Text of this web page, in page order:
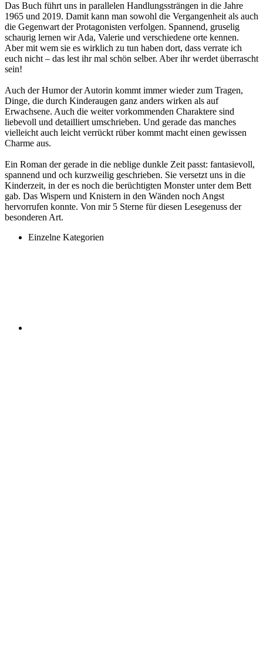
Das Buch führt uns in parallelen Handlungssträngen in die Jahre
1965 und 2019. Damit kann man sowohl die Vergangenheit als auch
die Gegenwart der Protagonisten verfolgen. Spannend, gruselig
schaurig lernen wir Ada, Valerie und verschiedene orte kennen.
Aber mit wem sie es wirklich zu tun haben dort, dass verrate ich
euch nicht – das lest ihr mal schön selber. Aber ihr werdet überrascht
sein!
Auch der Humor der Autorin kommt immer wieder zum Tragen,
Dinge, die durch Kinderaugen ganz anders wirken als auf
Erwachsene. Auch die weiter vorkommenden Charaktere sind
liebevoll und detailliert umschrieben. Und gerade das manches
vielleicht auch leicht verrückt rüber kommt macht einen gewissen
Charme aus.
Ein Roman der gerade in die neblige dunkle Zeit passt: fantasievoll,
spannend und och kurzweilig geschrieben. Sie versetzt uns in die
Kinderzeit, in der es noch die berüchtigten Monster unter dem Bett
gab. Das Wispern und Knistern in den Wänden noch Angst
hervorrufen konnte. Von mir 5 Sterne für diesen Lesegenuss der
besonderen Art.
Einzelne Kategorien